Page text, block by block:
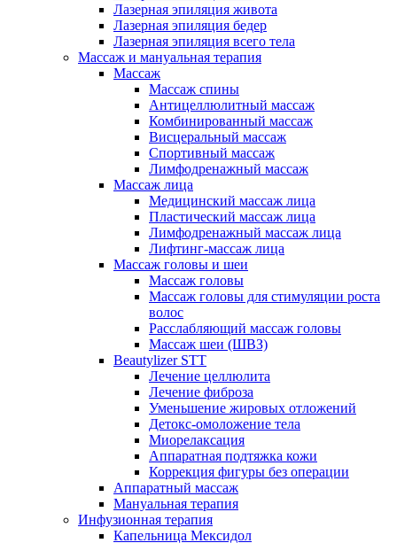
Лазерная эпиляция живота
Лазерная эпиляция бедер
Лазерная эпиляция всего тела
Массаж и мануальная терапия
Массаж
Массаж спины
Антицеллюлитный массаж
Комбинированный массаж
Висцеральный массаж
Спортивный массаж
Лимфодренажный массаж
Массаж лица
Медицинский массаж лица
Пластический массаж лица
Лимфодренажный массаж лица
Лифтинг-массаж лица
Массаж головы и шеи
Массаж головы
Массаж головы для стимуляции роста
волос
Расслабляющий массаж головы
Массаж шеи (ШВЗ)
Beautylizer STT
Лечение целлюлита
Лечение фиброза
Уменьшение жировых отложений
Детокс-омоложение тела
Миорелаксация
Аппаратная подтяжка кожи
Коррекция фигуры без операции
Аппаратный массаж
Мануальная терапия
Инфузионная терапия
Капельница Мексидол